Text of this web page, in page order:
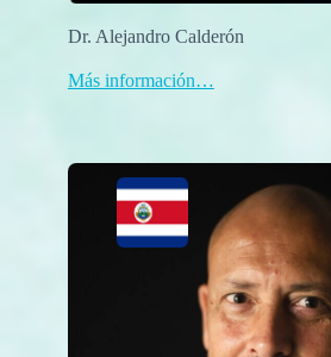
Dr. Alejandro Calderón
Más información…